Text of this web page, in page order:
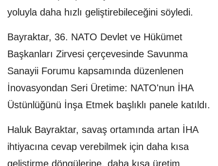
yoluyla daha hızlı geliştirebileceğini söyledi.
Bayraktar, 36.⁠ ⁠NATO Devlet ve Hükümet
Başkanları Zirvesi çerçevesinde Savunma
Sanayii Forumu kapsamında düzenlenen
İnovasyondan Seri Üretime: NATO'nun İHA
Üstünlüğünü İnşa Etmek başlıklı panele katıldı.
Haluk Bayraktar, savaş ortamında artan İHA
ihtiyacına cevap verebilmek için daha kısa
geliştirme döngülerine, daha kısa üretim